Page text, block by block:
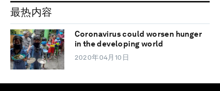
最热内容
Coronavirus could worsen hunger
in the developing world
2020年04月10日